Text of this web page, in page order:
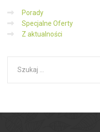
Porady
Specjalne Oferty
Z aktualności